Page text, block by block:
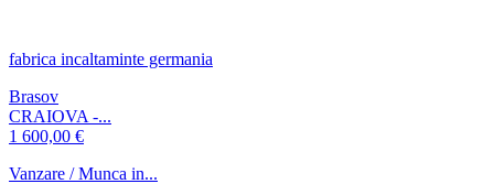
fabrica incaltaminte germania
Brasov
CRAIOVA -...
1 600,00 €
Vanzare / Munca in...